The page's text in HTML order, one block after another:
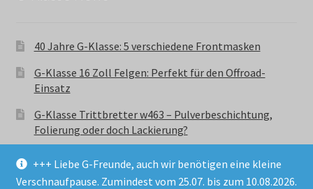
+++ Liebe G-Freunde, auch wir benötigen eine kleine
Verschnaufpause. Zumindest vom 25.07. bis zum 10.08.2026.
40 Jahre G-Klasse: 5 verschiedene Frontmasken
G-Klasse 16 Zoll Felgen: Perfekt für den Offroad-
Einsatz
G-Klasse Trittbretter w463 – Pulverbeschichtung,
Folierung oder doch Lackierung?